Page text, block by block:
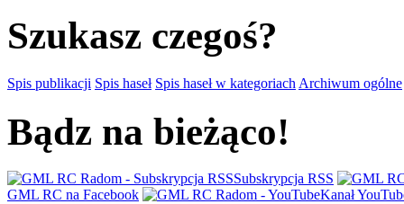
Szukasz czegoś?
Spis publikacji Spis haseł Spis haseł w kategoriach Archiwum ogólne
Bądz na bieżąco!
Subskrypcja RSS
GML RC na Facebook
Kanał